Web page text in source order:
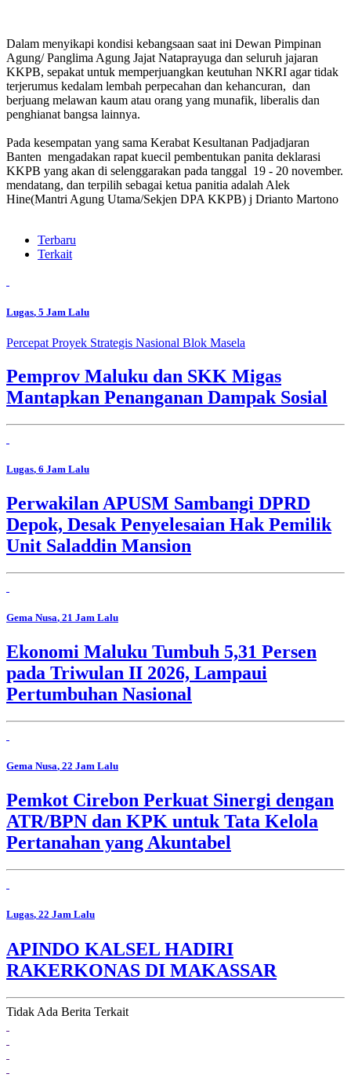
Dalam menyikapi kondisi kebangsaan saat ini Dewan Pimpinan
Agung/ Panglima Agung Jajat Nataprayuga dan seluruh jajaran
KKPB, sepakat untuk memperjuangkan keutuhan NKRI agar tidak
terjerumus kedalam lembah perpecahan dan kehancuran, dan
berjuang melawan kaum atau orang yang munafik, liberalis dan
penghianat bangsa lainnya.
Pada kesempatan yang sama Kerabat Kesultanan Padjadjaran
Banten mengadakan rapat kuecil pembentukan panita deklarasi
KKPB yang akan di selenggarakan pada tanggal 19 - 20 november.
mendatang, dan terpilih sebagai ketua panitia adalah Alek
Hine(Mantri Agung Utama/Sekjen DPA KKPB) j Drianto Martono
Terbaru
Terkait
Lugas, 5 Jam Lalu
Percepat Proyek Strategis Nasional Blok Masela
Pemprov Maluku dan SKK Migas
Mantapkan Penanganan Dampak Sosial
Lugas, 6 Jam Lalu
Perwakilan APUSM Sambangi DPRD
Depok, Desak Penyelesaian Hak Pemilik
Unit Saladdin Mansion
Gema Nusa, 21 Jam Lalu
Ekonomi Maluku Tumbuh 5,31 Persen
pada Triwulan II 2026, Lampaui
Pertumbuhan Nasional
Gema Nusa, 22 Jam Lalu
Pemkot Cirebon Perkuat Sinergi dengan
ATR/BPN dan KPK untuk Tata Kelola
Pertanahan yang Akuntabel
Lugas, 22 Jam Lalu
APINDO KALSEL HADIRI
RAKERKONAS DI MAKASSAR
Tidak Ada Berita Terkait